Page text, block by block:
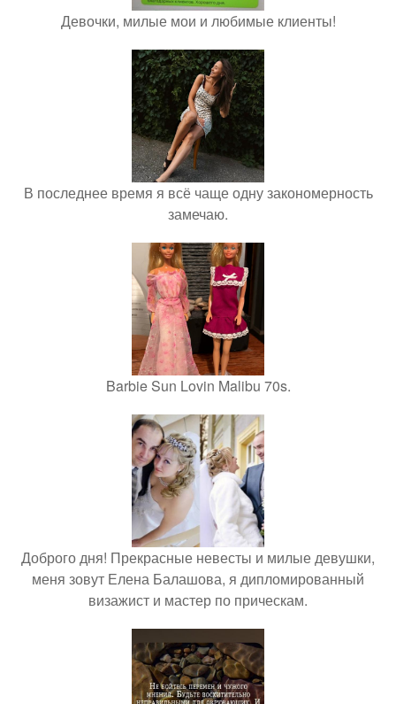
Девочки, милые мои и любимые клиенты!
В последнее время я всё чаще одну закономерность
замечаю.
Barbie Sun Lovin Malibu 70s.
Доброго дня! Прекрасные невесты и милые девушки,
меня зовут Елена Балашова, я дипломированный
визажист и мастер по прическам.